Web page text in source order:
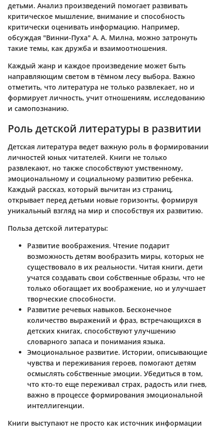
детьми. Анализ произведений помогает развивать
критическое мышление, внимание и способность
критически оценивать информацию. Например,
обсуждая "Винни-Пуха" А. А. Милна, можно затронуть
такие темы, как дружба и взаимоотношения.
Каждый жанр и каждое произведение может быть
направляющим светом в тёмном лесу выбора. Важно
отметить, что литература не только развлекает, но и
формирует личность, учит отношениям, исследованию
и самопознанию.
Роль детской литературы в развитии
Детская литература ведет важную роль в формировании
личностей юных читателей. Книги не только
развлекают, но также способствуют умственному,
эмоциональному и социальному развитию ребенка.
Каждый рассказ, который вычитан из страниц,
открывает перед детьми новые горизонты, формируя
уникальный взгляд на мир и способствуя их развитию.
Польза детской литературы:
Развитие воображения. Чтение подарит
возможность детям вообразить миры, которых не
существовало в их реальности. Читая книги, дети
учатся создавать свои собственные образы, что не
только обогащает их воображение, но и улучшает
творческие способности.
Развитие речевых навыков. Бесконечное
количество выражений и фраз, встречающихся в
детских книгах, способствуют улучшению
словарного запаса и понимания языка.
Эмоциональное развитие. Истории, описывающие
чувства и переживания героев, помогают детям
осмыслять собственные эмоции. Убедиться в том,
что кто-то еще переживал страх, радость или гнев,
важно в процессе формирования эмоциональной
интеллигенции.
Книги выступают не просто как источник информации